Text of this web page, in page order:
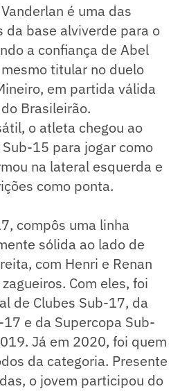
é uma das
da base alviverde para o
a confiança de Abel
titular no duelo
em partida válida
Brasileirão.
o atleta chegou ao
15 para jogar como
na lateral esquerda e
como ponta.
compôs uma linha
sólida ao lado de
com Henri e Renan
Com eles, foi
de Clubes Sub-17, da
e da Supercopa Sub-
Já em 2020, foi quem
da categoria. Presente
o jovem participou do